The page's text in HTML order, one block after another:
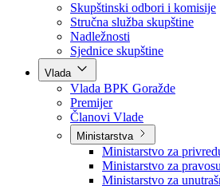
Poslanici po strankama
Poslanici po klubovima naroda
Kolegij skupštine
Skupštinski odbori i komisije
Stručna služba skupštine
Nadležnosti
Sjednice skupštine
Vlada
Vlada BPK Goražde
Premijer
Članovi Vlade
Ministarstva